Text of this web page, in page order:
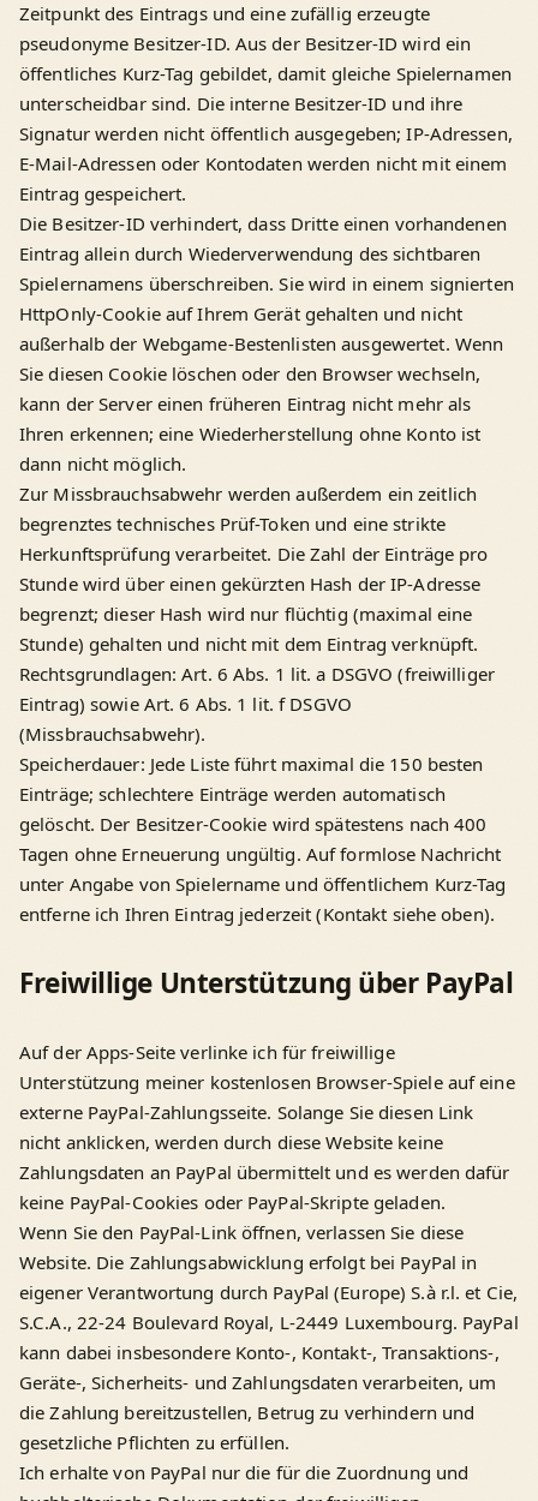
Zeitpunkt des Eintrags und eine zufällig erzeugte
pseudonyme Besitzer-ID. Aus der Besitzer-ID wird ein
öffentliches Kurz-Tag gebildet, damit gleiche Spielernamen
unterscheidbar sind. Die interne Besitzer-ID und ihre
Signatur werden nicht öffentlich ausgegeben; IP-Adressen,
E-Mail-Adressen oder Kontodaten werden nicht mit einem
Eintrag gespeichert.
Die Besitzer-ID verhindert, dass Dritte einen vorhandenen
Eintrag allein durch Wiederverwendung des sichtbaren
Spielernamens überschreiben. Sie wird in einem signierten
HttpOnly-Cookie auf Ihrem Gerät gehalten und nicht
außerhalb der Webgame-Bestenlisten ausgewertet. Wenn
Sie diesen Cookie löschen oder den Browser wechseln,
kann der Server einen früheren Eintrag nicht mehr als
Ihren erkennen; eine Wiederherstellung ohne Konto ist
dann nicht möglich.
Zur Missbrauchsabwehr werden außerdem ein zeitlich
begrenztes technisches Prüf-Token und eine strikte
Herkunftsprüfung verarbeitet. Die Zahl der Einträge pro
Stunde wird über einen gekürzten Hash der IP-Adresse
begrenzt; dieser Hash wird nur flüchtig (maximal eine
Stunde) gehalten und nicht mit dem Eintrag verknüpft.
Rechtsgrundlagen: Art. 6 Abs. 1 lit. a DSGVO (freiwilliger
Eintrag) sowie Art. 6 Abs. 1 lit. f DSGVO
(Missbrauchsabwehr).
Speicherdauer: Jede Liste führt maximal die 150 besten
Einträge; schlechtere Einträge werden automatisch
gelöscht. Der Besitzer-Cookie wird spätestens nach 400
Tagen ohne Erneuerung ungültig. Auf formlose Nachricht
unter Angabe von Spielername und öffentlichem Kurz-Tag
entferne ich Ihren Eintrag jederzeit (Kontakt siehe oben).
Freiwillige Unterstützung über PayPal
Auf der Apps-Seite verlinke ich für freiwillige
Unterstützung meiner kostenlosen Browser-Spiele auf eine
externe PayPal-Zahlungsseite. Solange Sie diesen Link
nicht anklicken, werden durch diese Website keine
Zahlungsdaten an PayPal übermittelt und es werden dafür
keine PayPal-Cookies oder PayPal-Skripte geladen.
Wenn Sie den PayPal-Link öffnen, verlassen Sie diese
Website. Die Zahlungsabwicklung erfolgt bei PayPal in
eigener Verantwortung durch PayPal (Europe) S.à r.l. et Cie,
S.C.A., 22-24 Boulevard Royal, L-2449 Luxembourg. PayPal
kann dabei insbesondere Konto-, Kontakt-, Transaktions-,
Geräte-, Sicherheits- und Zahlungsdaten verarbeiten, um
die Zahlung bereitzustellen, Betrug zu verhindern und
gesetzliche Pflichten zu erfüllen.
Ich erhalte von PayPal nur die für die Zuordnung und